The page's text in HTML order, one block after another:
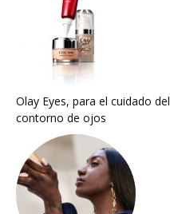
Olay Eyes, para el cuidado del
contorno de ojos